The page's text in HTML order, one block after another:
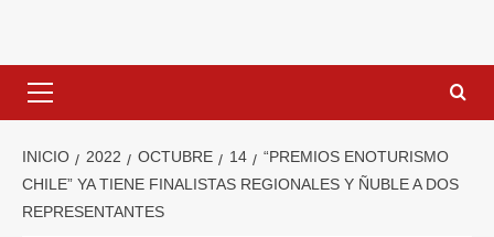
INICIO 2022 OCTUBRE 14
“PREMIOS ENOTURISMO
CHILE” YA TIENE FINALISTAS REGIONALES Y ÑUBLE A DOS
REPRESENTANTES